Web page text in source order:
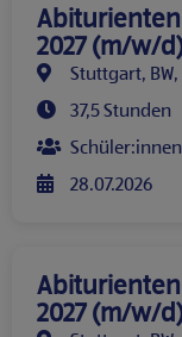
2027 (m/w/
Stuttgart, BW,
37,5 Stunden
Schüler:innen
28.07.2026
2027 (m/w/